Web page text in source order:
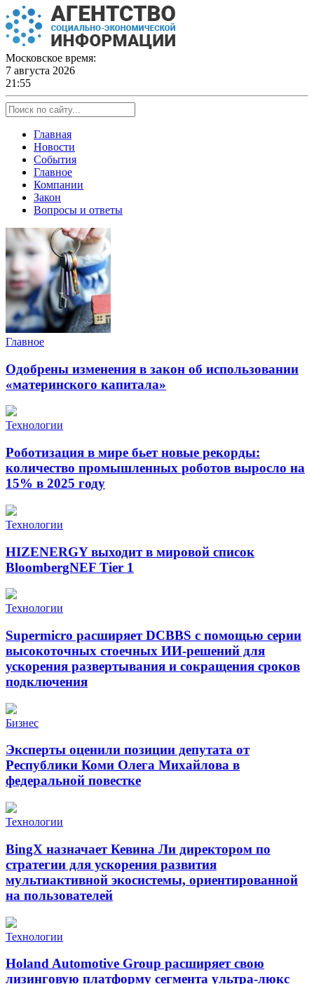
Skip
to
content
Московское время:
7 августа 2026
21:55
Главная
Новости
События
Главное
Компании
Закон
Вопросы и ответы
Главное
Одобрены изменения в закон об использовании
«материнского капитала»
Технологии
Роботизация в мире бьет новые рекорды:
количество промышленных роботов выросло на
15% в 2025 году
Технологии
HIZENERGY выходит в мировой список
BloombergNEF Tier 1
Технологии
Supermicro расширяет DCBBS с помощью серии
высокоточных стоечных ИИ-решений для
ускорения развертывания и сокращения сроков
подключения
Бизнес
Эксперты оценили позиции депутата от
Республики Коми Олега Михайлова в
федеральной повестке
Технологии
BingX назначает Кевина Ли директором по
стратегии для ускорения развития
мультиактивной экосистемы, ориентированной
на пользователей
Технологии
Holand Automotive Group расширяет свою
лизинговую платформу сегмента ультра-люкс